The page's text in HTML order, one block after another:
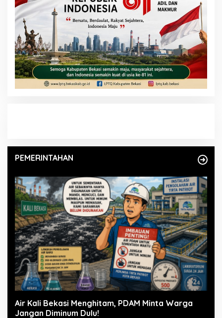
PEMERINTAHAN
Air Kali Bekasi Menghitam, PDAM Minta Warga
Jangan Diminum Dulu!